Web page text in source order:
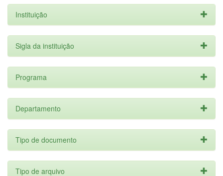
Instituição
Sigla da instituição
Programa
Departamento
Tipo de documento
Tipo de arquivo